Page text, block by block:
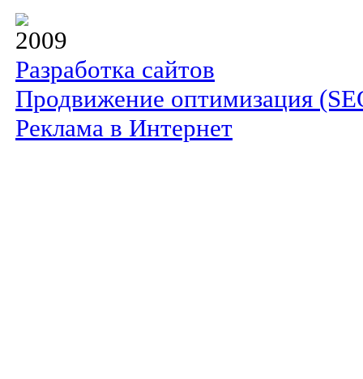
2009
Разработка сайтов
Продвижение оптимизация
Реклама в Интернет